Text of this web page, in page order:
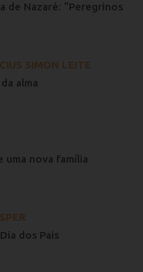
de Nazaré: “Peregrinos
SIMON LEITE
alma
uma nova família
dos Pais